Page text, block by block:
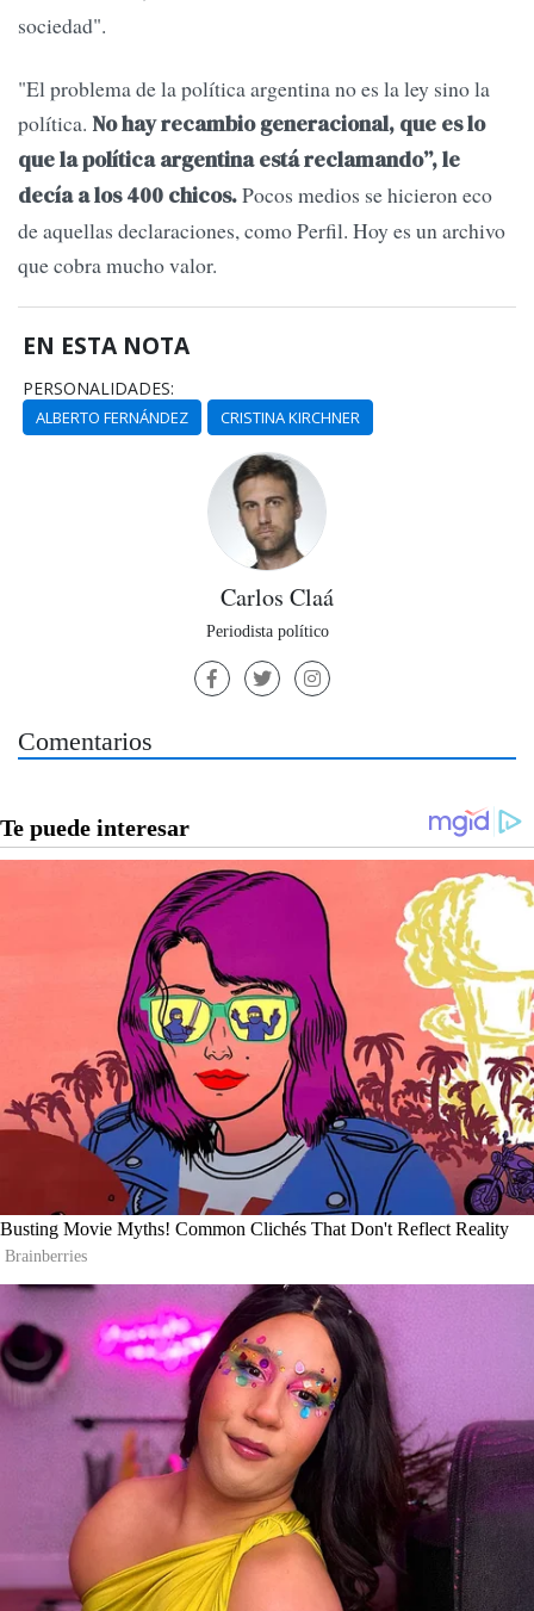
sociedad".
"El problema de la política argentina no es la ley sino la
política. No hay recambio generacional, que es lo
que la política argentina está reclamando”, le
decía a los 400 chicos.Pocos medios se hicieron eco
de aquellas declaraciones, como Perfil. Hoy es un archivo
que cobra mucho valor.
EN ESTA NOTA
PERSONALIDADES:
ALBERTO FERNÁNDEZ CRISTINA KIRCHNER
Carlos Claá
Periodista político
Comentarios